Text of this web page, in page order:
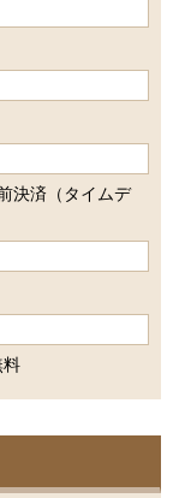
決済（タイムデ